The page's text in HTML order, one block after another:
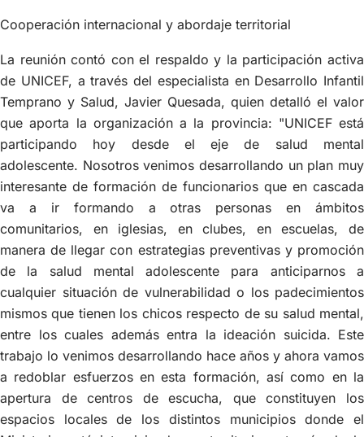
Cooperación internacional y abordaje territorial
La reunión contó con el respaldo y la participación activa
de UNICEF, a través del especialista en Desarrollo Infantil
Temprano y Salud, Javier Quesada, quien detalló el valor
que aporta la organización a la provincia: "UNICEF está
participando hoy desde el eje de salud mental
adolescente. Nosotros venimos desarrollando un plan muy
interesante de formación de funcionarios que en cascada
va a ir formando a otras personas en ámbitos
comunitarios, en iglesias, en clubes, en escuelas, de
manera de llegar con estrategias preventivas y promoción
de la salud mental adolescente para anticiparnos a
cualquier situación de vulnerabilidad o los padecimientos
mismos que tienen los chicos respecto de su salud mental,
entre los cuales además entra la ideación suicida. Este
trabajo lo venimos desarrollando hace años y ahora vamos
a redoblar esfuerzos en esta formación, así como en la
apertura de centros de escucha, que constituyen los
espacios locales de los distintos municipios donde el